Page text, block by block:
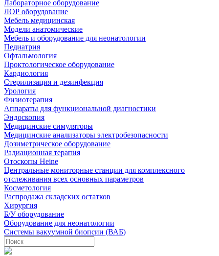
Лабораторное оборудование
ЛОР оборудование
Мебель медицинская
Модели анатомические
Мебель и оборудование для неонатологии
Педиатрия
Офтальмология
Проктологическое оборудование
Кардиология
Стерилизация и дезинфекция
Урология
Физиотерапия
Аппараты для функциональной диагностики
Эндоскопия
Медицинские симуляторы
Медицинские анализаторы электробезопасности
Дозиметрическое оборудование
Радиационная терапия
Отоскопы Heine
Центральные мониторные станции для комплексного
отслеживания всех основных параметров
Косметология
Распродажа складских остатков
Хирургия
Б/У оборудование
Оборудование для неонатологии
Системы вакуумной биопсии (ВАБ)